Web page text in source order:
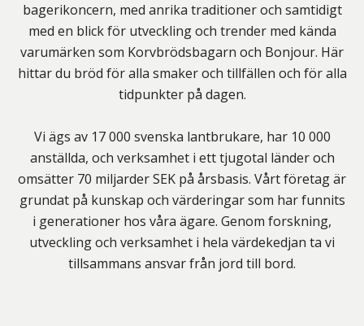
bagerikoncern, med anrika traditioner och samtidigt
med en blick för utveckling och trender med kända
varumärken som Korvbrödsbagarn och Bonjour. Här
hittar du bröd för alla smaker och tillfällen och för alla
tidpunkter på dagen.
Vi ägs av 17 000 svenska lantbrukare, har 10 000
anställda, och verksamhet i ett tjugotal länder och
omsätter 70 miljarder SEK på årsbasis. Vårt företag är
grundat på kunskap och värderingar som har funnits
i generationer hos våra ägare. Genom forskning,
utveckling och verksamhet i hela värdekedjan ta vi
tillsammans ansvar från jord till bord.